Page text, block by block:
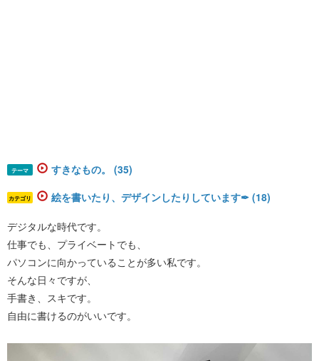
テーマ すきなもの。 (35)
カテゴリ 絵を書いたり、デザインしたりしています✒︎ (18)
デジタルな時代です。
仕事でも、プライベートでも、
パソコンに向かっていることが多い私です。
そんな日々ですが、
手書き、スキです。
自由に書けるのがいいです。